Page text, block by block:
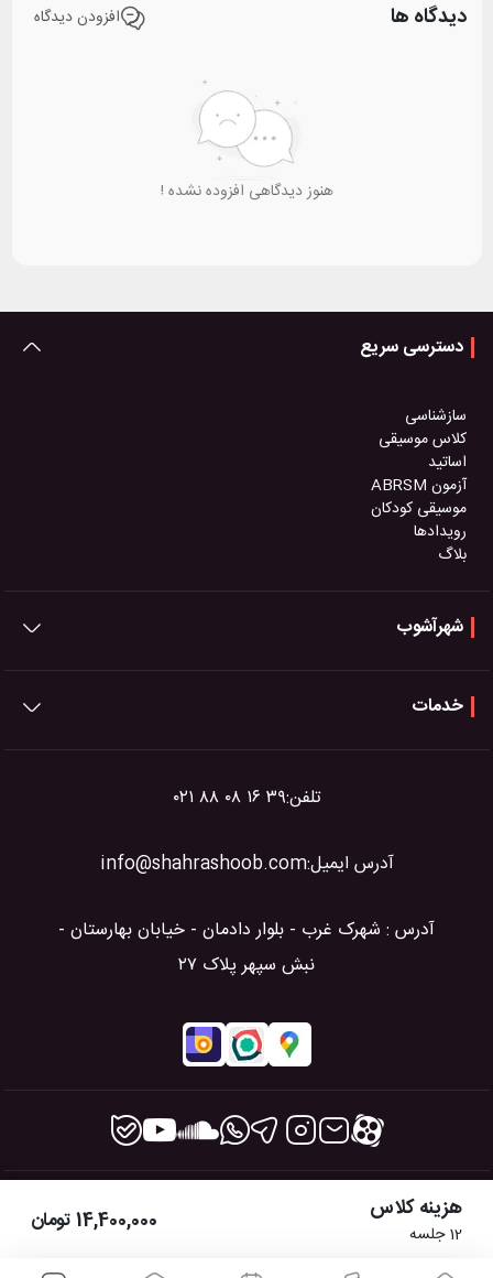
هزینه کلاس
12جلسه 14,400,000تومان
دیدگاه ها افزودن دیدگاه
هنوز دیدگاهی افزوده نشده !
تلفن:۰۲۱ ۸۸ ۰۸ ۱۶ ۳۹
آدرس ایمیل:info@shahrashoob.com
آدرس : شهرک غرب - بلوار دادمان - خیابان بهارستان -
نبش سپهر پلاک ۲۷
دسترسی سریع
سازشناسی
کلاس موسیقی
اساتید
آزمون ABRSM
موسیقی کودکان
رویدادها
بلاگ
شهرآشوب
خدمات